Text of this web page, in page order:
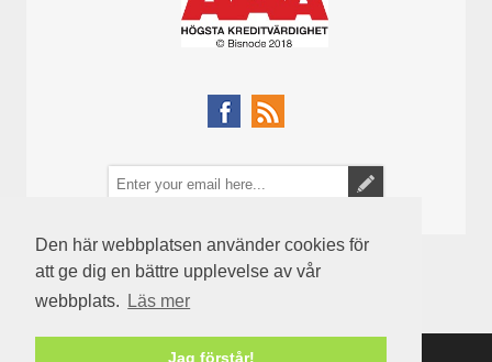
Den här webbplatsen använder cookies för
att ge dig en bättre upplevelse av vår
webbplats.
Läs mer
Jag förstår!